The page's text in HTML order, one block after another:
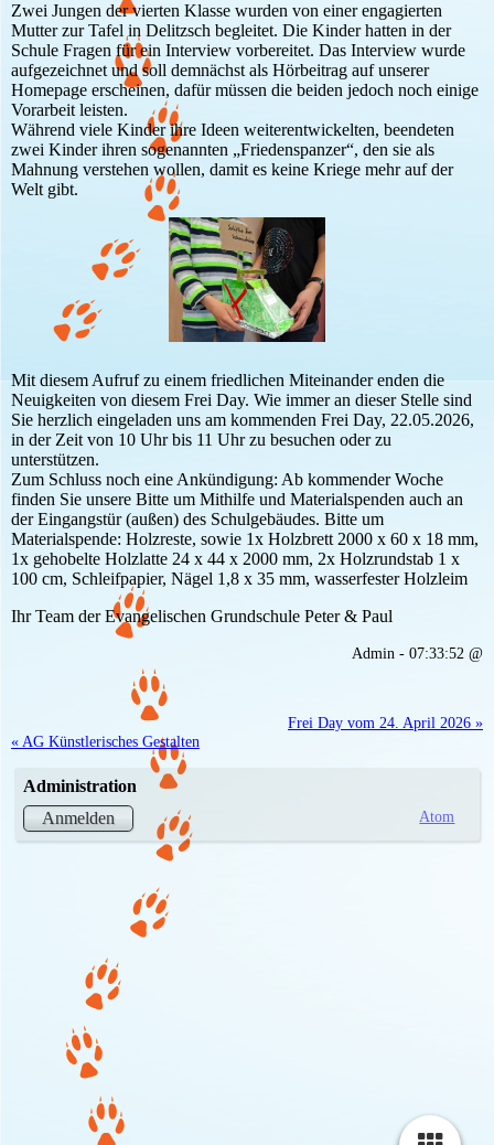
Zwei Jungen der vierten Klasse wurden von einer engagierten
Mutter zur Tafel in Delitzsch begleitet. Die Kinder hatten in der
Schule Fragen für ein Interview vorbereitet. Das Interview wurde
aufgezeichnet und soll demnächst als Hörbeitrag auf unserer
Homepage erscheinen, dafür müssen die beiden jedoch noch einige
Vorarbeit leisten.
Während viele Kinder ihre Ideen weiterentwickelten, beendeten
zwei Kinder ihren sogenannten „Friedenspanzer“, den sie als
Mahnung verstehen wollen, damit es keine Kriege mehr auf der
Welt gibt.
Mit diesem Aufruf zu einem friedlichen Miteinander enden die
Neuigkeiten von diesem Frei Day. Wie immer an dieser Stelle sind
Sie herzlich eingeladen uns am kommenden Frei Day, 22.05.2026,
in der Zeit von 10 Uhr bis 11 Uhr zu besuchen oder zu
unterstützen.
Zum Schluss noch eine Ankündigung: Ab kommender Woche
finden Sie unsere Bitte um Mithilfe und Materialspenden auch an
der Eingangstür (außen) des Schulgebäudes. Bitte um
Materialspende: Holzreste, sowie 1x Holzbrett 2000 x 60 x 18 mm,
1x gehobelte Holzlatte 24 x 44 x 2000 mm, 2x Holzrundstab 1 x
100 cm, Schleifpapier, Nägel 1,8 x 35 mm, wasserfester Holzleim
Ihr Team der Evangelischen Grundschule Peter & Paul
Admin - 07:33:52 @
Frei Day vom 24. April 2026 »
« AG Künstlerisches Gestalten
Administration
Anmelden
Atom